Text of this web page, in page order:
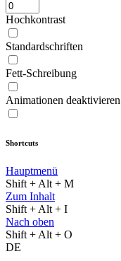
Hochkontrast
Standardschriften
Fett-Schreibung
Animationen deaktivieren
Shortcuts
Hauptmenü
Shift + Alt + M
Zum Inhalt
Shift + Alt + I
Nach oben
Shift + Alt + O
DE